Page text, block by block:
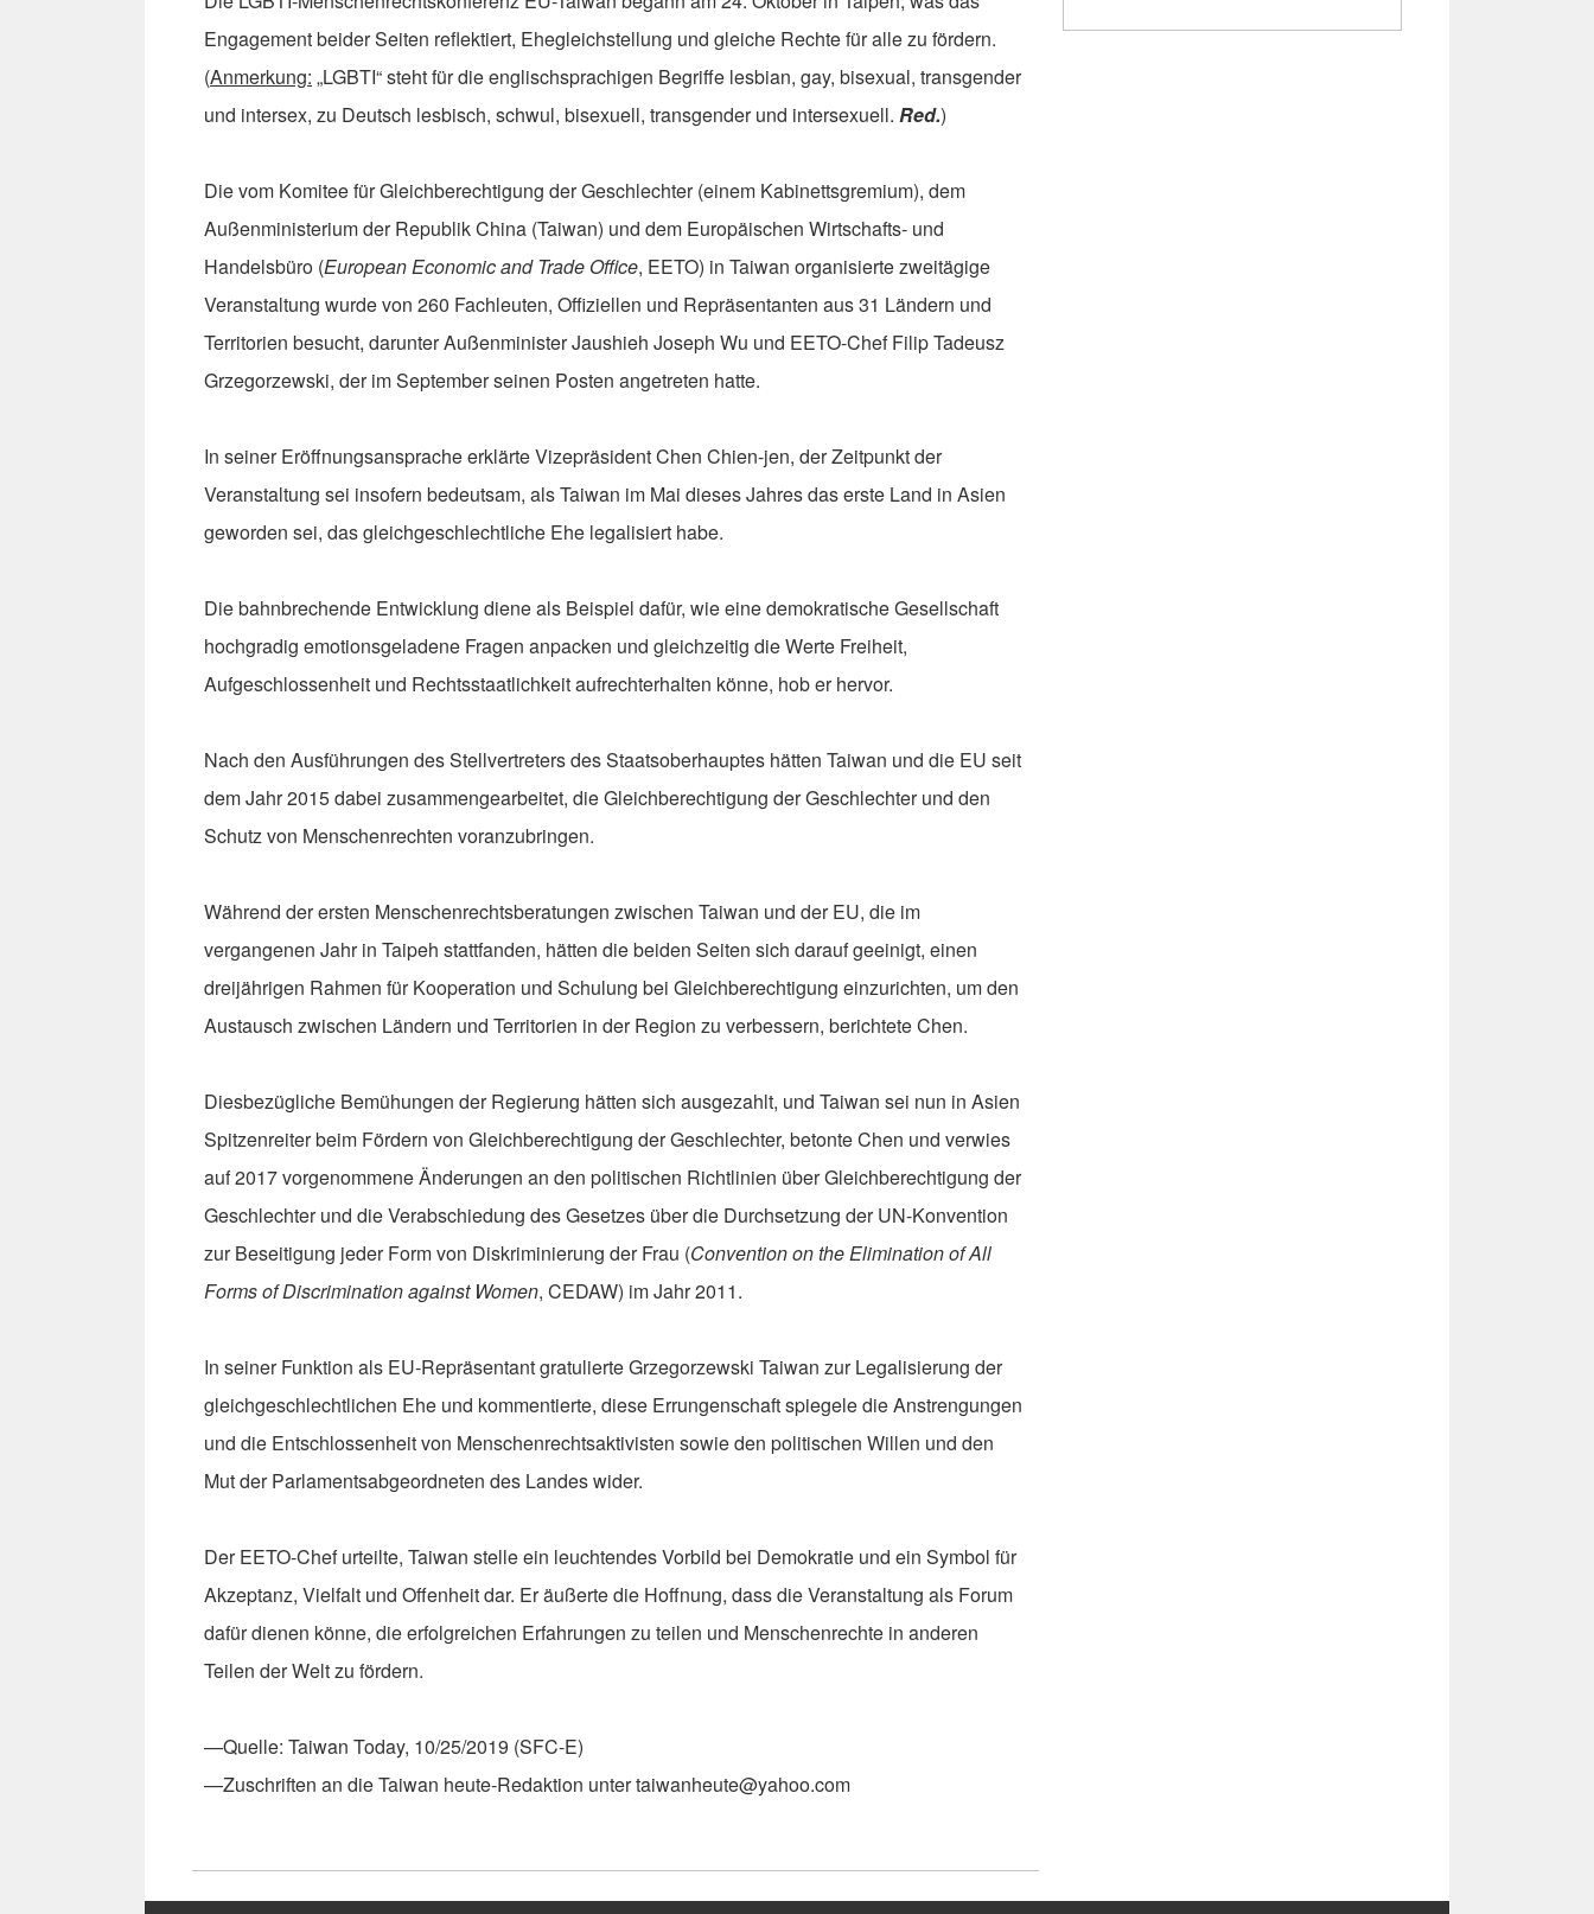
Engagement beider Seiten reflektiert, Ehegleichstellung und gleiche Rechte für alle zu fördern.
(Anmerkung: „LGBTI“ steht für die englischsprachigen Begriffe lesbian, gay, bisexual, transgender
und intersex, zu Deutsch lesbisch, schwul, bisexuell, transgender und intersexuell. Red.)
Die vom Komitee für Gleichberechtigung der Geschlechter (einem Kabinettsgremium), dem
Außenministerium der Republik China (Taiwan) und dem Europäischen Wirtschafts- und
Handelsbüro (European Economic and Trade Office, EETO) in Taiwan organisierte zweitägige
Veranstaltung wurde von 260 Fachleuten, Offiziellen und Repräsentanten aus 31 Ländern und
Territorien besucht, darunter Außenminister Jaushieh Joseph Wu und EETO-Chef Filip Tadeusz
Grzegorzewski, der im September seinen Posten angetreten hatte.
In seiner Eröffnungsansprache erklärte Vizepräsident Chen Chien-jen, der Zeitpunkt der
Veranstaltung sei insofern bedeutsam, als Taiwan im Mai dieses Jahres das erste Land in Asien
geworden sei, das gleichgeschlechtliche Ehe legalisiert habe.
Die bahnbrechende Entwicklung diene als Beispiel dafür, wie eine demokratische Gesellschaft
hochgradig emotionsgeladene Fragen anpacken und gleichzeitig die Werte Freiheit,
Aufgeschlossenheit und Rechtsstaatlichkeit aufrechterhalten könne, hob er hervor.
Nach den Ausführungen des Stellvertreters des Staatsoberhauptes hätten Taiwan und die EU seit
dem Jahr 2015 dabei zusammengearbeitet, die Gleichberechtigung der Geschlechter und den
Schutz von Menschenrechten voranzubringen.
Während der ersten Menschenrechtsberatungen zwischen Taiwan und der EU, die im
vergangenen Jahr in Taipeh stattfanden, hätten die beiden Seiten sich darauf geeinigt, einen
dreijährigen Rahmen für Kooperation und Schulung bei Gleichberechtigung einzurichten, um den
Austausch zwischen Ländern und Territorien in der Region zu verbessern, berichtete Chen.
Diesbezügliche Bemühungen der Regierung hätten sich ausgezahlt, und Taiwan sei nun in Asien
Spitzenreiter beim Fördern von Gleichberechtigung der Geschlechter, betonte Chen und verwies
auf 2017 vorgenommene Änderungen an den politischen Richtlinien über Gleichberechtigung der
Geschlechter und die Verabschiedung des Gesetzes über die Durchsetzung der UN-Konvention
zur Beseitigung jeder Form von Diskriminierung der Frau (Convention on the Elimination of All
Forms of Discrimination against Women, CEDAW) im Jahr 2011.
In seiner Funktion als EU-Repräsentant gratulierte Grzegorzewski Taiwan zur Legalisierung der
gleichgeschlechtlichen Ehe und kommentierte, diese Errungenschaft spiegele die Anstrengungen
und die Entschlossenheit von Menschenrechtsaktivisten sowie den politischen Willen und den
Mut der Parlamentsabgeordneten des Landes wider.
Der EETO-Chef urteilte, Taiwan stelle ein leuchtendes Vorbild bei Demokratie und ein Symbol für
Akzeptanz, Vielfalt und Offenheit dar. Er äußerte die Hoffnung, dass die Veranstaltung als Forum
dafür dienen könne, die erfolgreichen Erfahrungen zu teilen und Menschenrechte in anderen
Teilen der Welt zu fördern.
—Quelle: Taiwan Today, 10/25/2019 (SFC-E)
—Zuschriften an die Taiwan heute-Redaktion unter taiwanheute@yahoo.com